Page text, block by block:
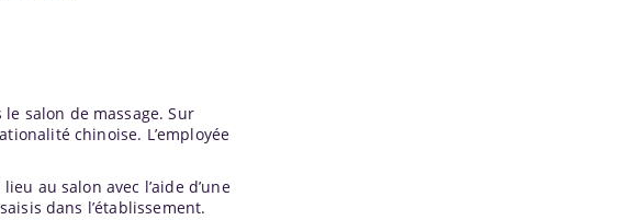
le salon de massage. Sur
chinoise. L’employée
au salon avec l’aide d’une
dans l’établissement.